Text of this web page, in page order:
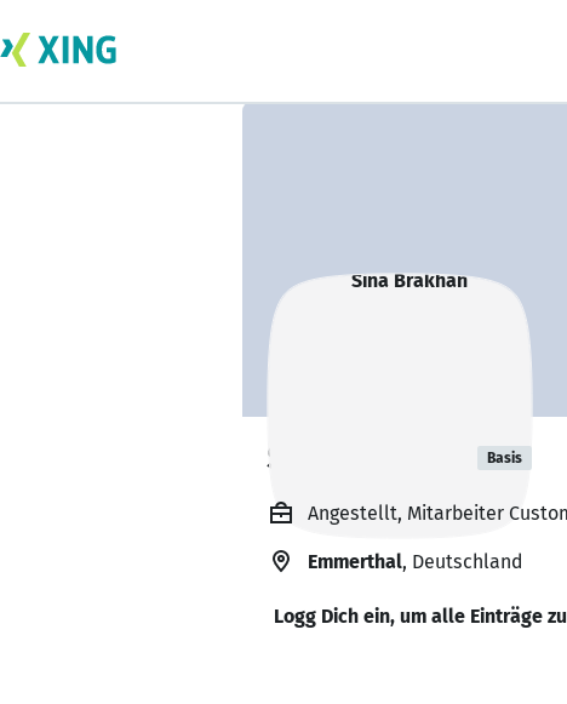
Sina Brakhan Basis
Angestellt, Mitarbeiter
Emmerthal, Deutschland
Logg Dich ein, um alle Einträge